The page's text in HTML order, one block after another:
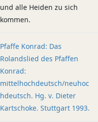
und alle Heiden zu sich
kommen.
Pfaffe Konrad: Das
Rolandslied des Pfaffen
Konrad:
mittelhochdeutsch/neuhoc
hdeutsch. Hg. v. Dieter
Kartschoke. Stuttgart 1993.